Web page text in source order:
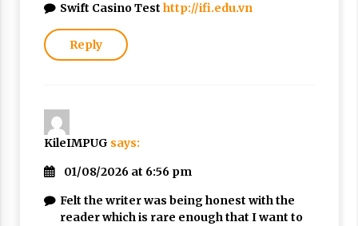
Swift Casino Test http://ifi.edu.vn
Reply
KileIMPUG says:
01/08/2026 at 6:56 pm
Felt the writer was being honest with the
reader which is rare enough that I want to